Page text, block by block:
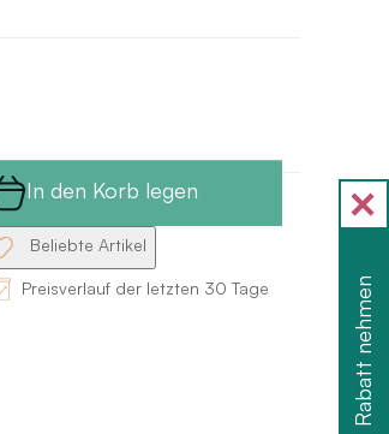
In den Korb legen
Beliebte Artikel
Preisverlauf der letzten 30 Tage Rabatt nehmen